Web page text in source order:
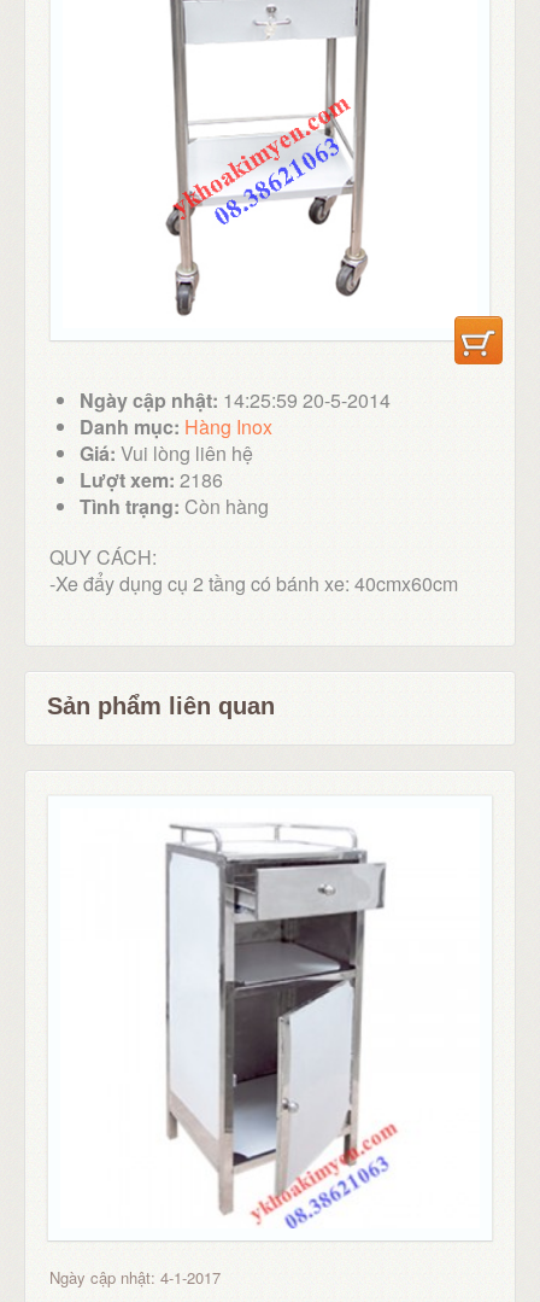
Ngày cập nhật: 14:25:59 20-5-2014
Danh mục: Hàng Inox
Giá: Vui lòng liên hệ
Lượt xem: 2186
Tình trạng: Còn hàng
QUY CÁCH:
-Xe đẩy dụng cụ 2 tầng có bánh xe: 40cmx60cm
Sản phẩm liên quan
Ngày cập nhật: 4-1-2017